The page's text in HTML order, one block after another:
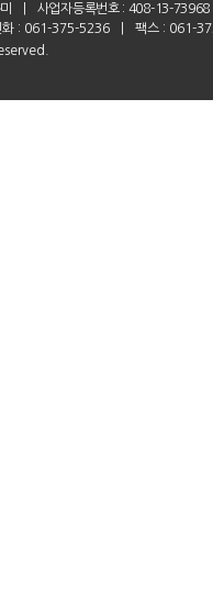
사업자등록번호 : 408-13-73968
화 : 061-375-5236
팩스 : 061-